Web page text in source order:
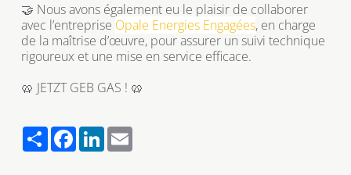
🤝 Nous avons également eu le plaisir de collaborer
avec l’entreprise Opale Energies Engagées, en charge
de la maîtrise d’œuvre, pour assurer un suivi technique
rigoureux et une mise en service efficace.
🥨 JETZT GEB GAS ! 🥨
S
F
L
E